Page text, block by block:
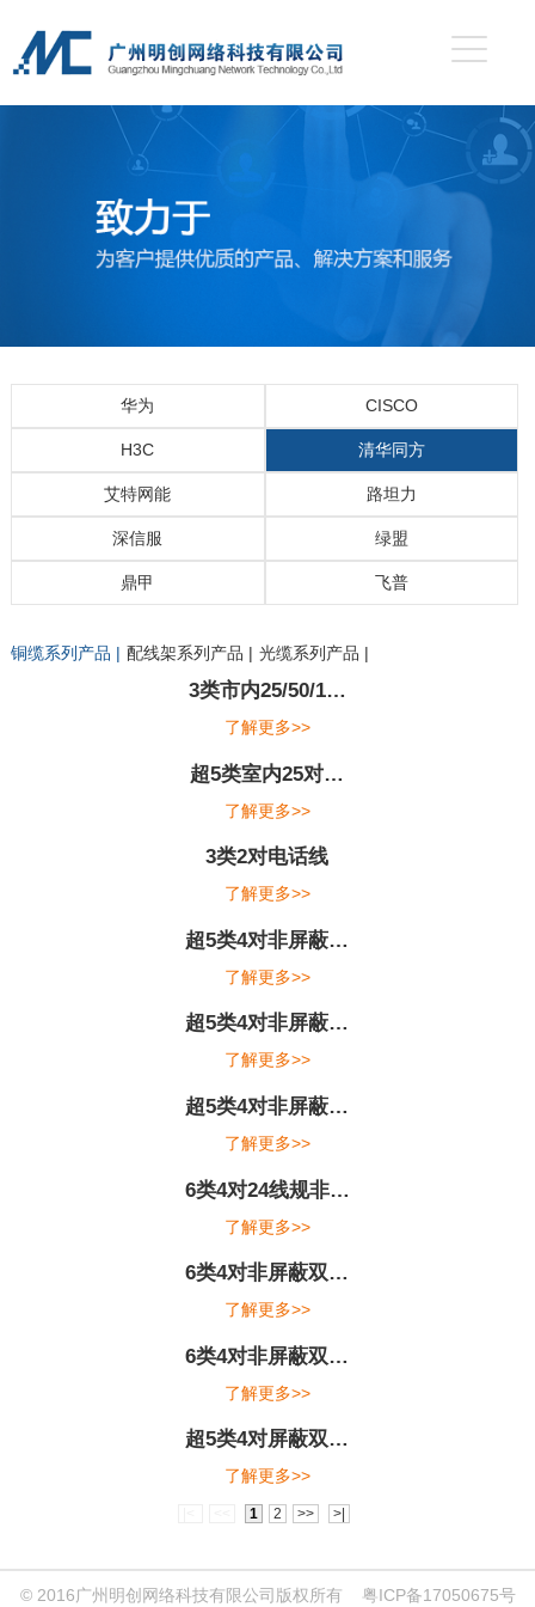
华为 CISCO
H3C 清华同方
艾特网能 路坦力
深信服 绿盟
鼎甲 飞普
交换机 |
路由器 |
网络安全 |
无线网络 |
光传输网 |
路由器 |
交换机 |
安全设备 |
无线网络 |
远程会议系统 |
交换机产品 |
无线产品 |
安全产品 |
路由器产品 |
铜缆系列产品 | 配线架系列产品 | 光缆系列产品 |
AC上网行为管理/SG上网优化 |
远程安全评估系统解决方案 |
飞普BMS管理平台解决方案 |
飞普数据中心基础设施管理解决方案 |
3类市内25/50/1…
了解更多>>
超5类室内25对…
了解更多>>
3类2对电话线
了解更多>>
超5类4对非屏蔽…
了解更多>>
超5类4对非屏蔽…
了解更多>>
超5类4对非屏蔽…
了解更多>>
6类4对24线规非…
了解更多>>
6类4对非屏蔽双…
了解更多>>
6类4对非屏蔽双…
了解更多>>
超5类4对屏蔽双…
了解更多>>
1 2 >> >|
© 2016广州明创网络科技有限公司版权所有 粤ICP备17050675号